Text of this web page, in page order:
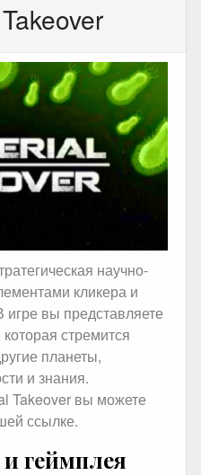
научно-
кликера и
вы представляете
стремится
планеты,
и знания.
Takeover вы можете
ссылке.
геймплея